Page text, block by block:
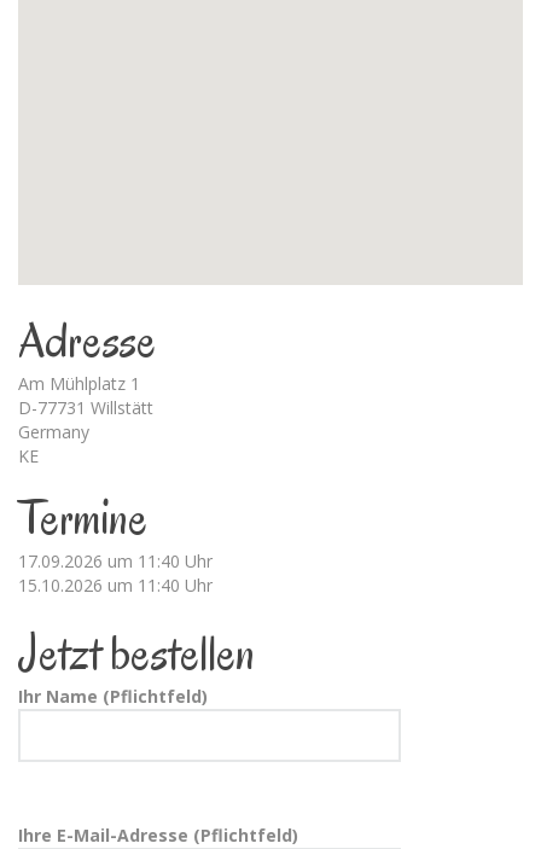
Adresse
Am Mühlplatz 1
D-77731 Willstätt
Germany
KE
Termine
17.09.2026 um 11:40 Uhr
15.10.2026 um 11:40 Uhr
Jetzt bestellen
Ihr Name (Pflichtfeld)
Ihre E-Mail-Adresse (Pflichtfeld)